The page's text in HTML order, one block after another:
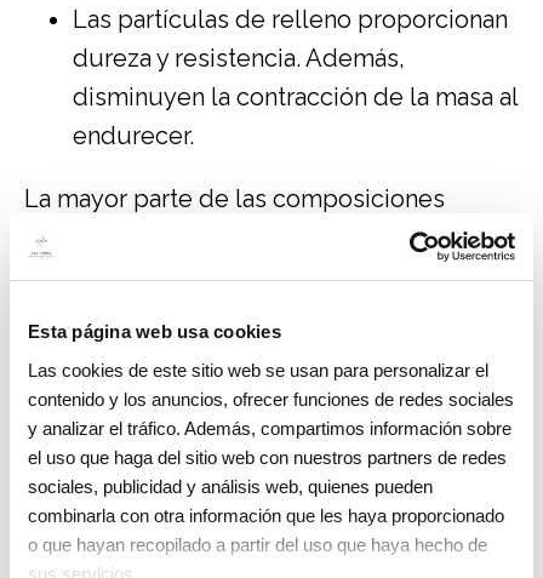
Esta página web usa cookies
Las cookies de este sitio web se usan para personalizar el
contenido y los anuncios, ofrecer funciones de redes sociales
y analizar el tráfico. Además, compartimos información sobre
el uso que haga del sitio web con nuestros partners de redes
sociales, publicidad y análisis web, quienes pueden
combinarla con otra información que les haya proporcionado
o que hayan recopilado a partir del uso que haya hecho de
sus servicios.
Las partículas de relleno proporcionan
dureza y resistencia. Además,
disminuyen la contracción de la masa al
endurecer.
La mayor parte de las composiciones
usadas en odontología son materiales
híbridos, se llaman así porque están
tamaños de partículas y diferentes
porcentajes de relleno.
Propiedades de la resina dental frente
a otros materiales